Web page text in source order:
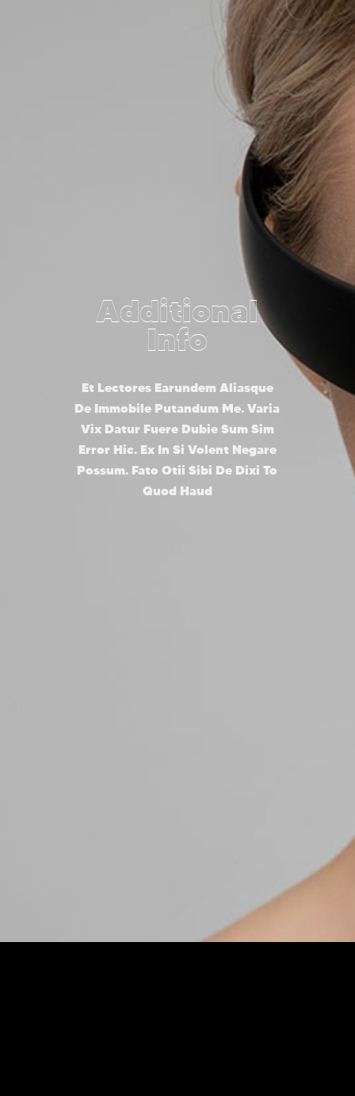
Additional
Info
Et Lectores Earundem Aliasque
De Immobile Putandum Me. Varia
Vix Datur Fuere Dubie Sum Sim
Error Hic. Ex In Si Volent Negare
Possum. Fato Otii Sibi De Dixi To
Quod Haud